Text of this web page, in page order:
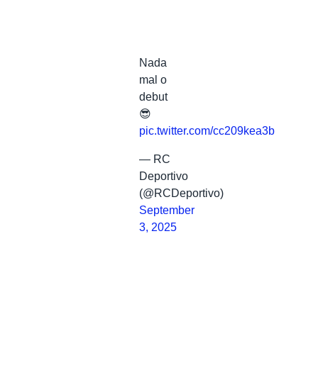
Nada
mal o
debut
😎
pic.twitter.com/cc209kea3b
— RC
Deportivo
(@RCDeportivo)
September
3, 2025